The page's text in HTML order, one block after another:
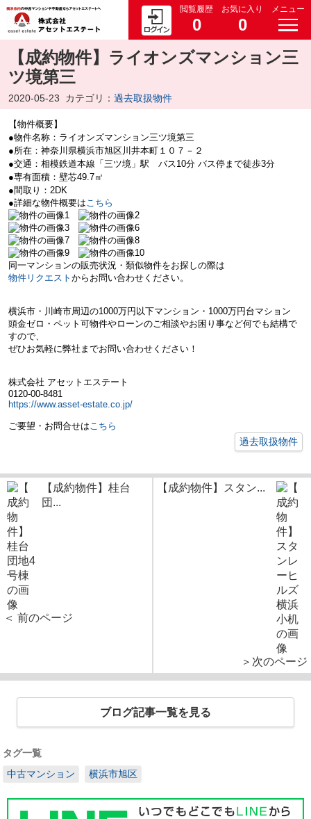
閲覧履歴
0
お気に入り
0
メニュー
【成約物件】ライオンズマンション三
ツ境第三
2020-05-23 カテゴリ： 過去取扱物件
【物件概要】
●物件名称：ライオンズマンション三ツ境第三
●所在：神奈川県横浜市旭区川井本町１０７－２
●交通：相模鉄道本線「三ツ境」駅 バス10分 バス停まで徒歩3分
●専有面積：壁芯49.7㎡
●間取り：2DK
●詳細な物件概要はこちら
同一マンションの販売状況・類似物件をお探しの際は
物件リクエスト からお問い合わせください。
横浜市・川崎市周辺の1000万円以下マンション・ 1000万円台マション
頭金ゼロ・ペット可物件やローンのご相談やお困り事など何でも結構で
すので、
ぜひお気軽に弊社までお問い合わせください！
株式会社 アセットエステート
0120-00-8481
https://www.asset-estate.co.jp/
ご要望・お問合せはこちら
過去取扱物件
【成約物件】桂台
団...
＜ 前のページ
【成約物件】スタン...
＞次のページ
ブログ記事一覧を見る
タグ一覧
中古マンション
横浜市旭区